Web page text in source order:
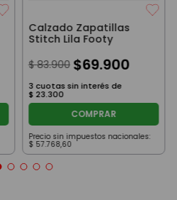
Calzado Zapatillas
Stitch Lila Footy
$ 83.900 $69.900
3 cuotas sin interés de
$ 23.300
COMPRAR
Precio sin impuestos nacionales:
$ 57.768,60